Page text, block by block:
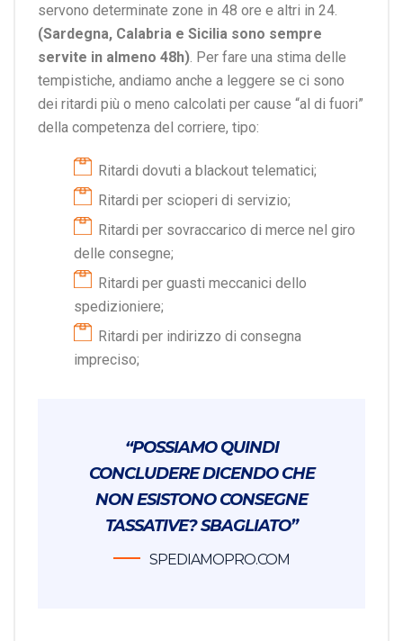
servono determinate zone in 48 ore e altri in 24.
(Sardegna, Calabria e Sicilia sono sempre
servite in almeno 48h). Per fare una stima delle
tempistiche, andiamo anche a leggere se ci sono
dei ritardi più o meno calcolati per cause “al di fuori”
della competenza del corriere, tipo:
Ritardi dovuti a blackout telematici;
Ritardi per scioperi di servizio;
Ritardi per sovraccarico di merce nel giro
delle consegne;
Ritardi per guasti meccanici dello
spedizioniere;
Ritardi per indirizzo di consegna
impreciso;
“POSSIAMO QUINDI
CONCLUDERE DICENDO CHE
NON ESISTONO CONSEGNE
TASSATIVE? SBAGLIATO”
SPEDIAMOPRO.COM